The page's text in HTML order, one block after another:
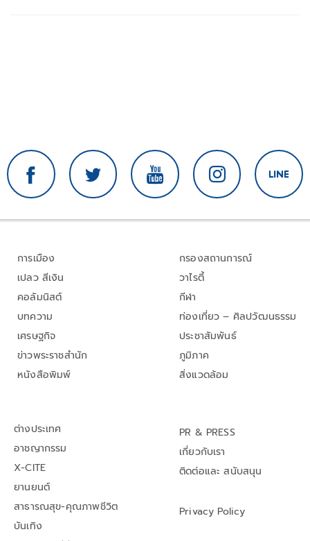
การเมือง
เปลว สีเงิน
คอลัมนิสต์
บทความ
เศรษฐกิจ
ข่าวพระราชสำนัก
หนังสือพิมพ์
กรองสถานการณ์
วาไรตี้
กีฬา
ท่องเที่ยว – ศิลปวัฒนธรรม
ประชาสัมพันธ์
ภูมิภาค
สิ่งแวดล้อม
ต่างประเทศ
อาชญากรรม
X-CITE
ยานยนต์
สาธารณสุข-คุณภาพชีวิต
บันเทิง
PR & PRESS
เกี่ยวกับเรา
ติดต่อและ สนับสนุน
Privacy Policy